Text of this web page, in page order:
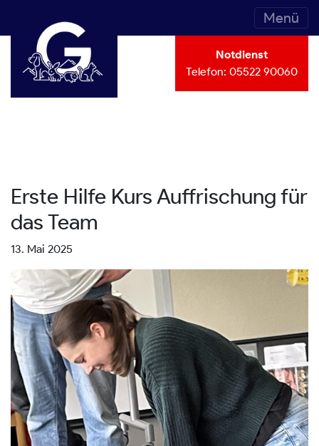
Menü
Notdienst
Telefon: 05522 90060
Erste Hilfe Kurs Auffrischung für
das Team
13. Mai 2025